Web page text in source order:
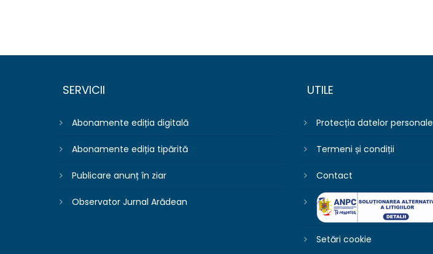
SERVICII
Abonamente ediția digitală
Abonamente ediția tipărită
Publicare anunț în ziar
Observator Jurnal Arădean
UTILE
Protecția datelor personale
Termeni și condiții
Contact
Setări cookie